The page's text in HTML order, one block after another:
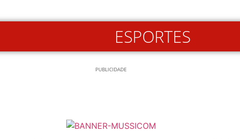
ESPORTES
PUBLICIDADE